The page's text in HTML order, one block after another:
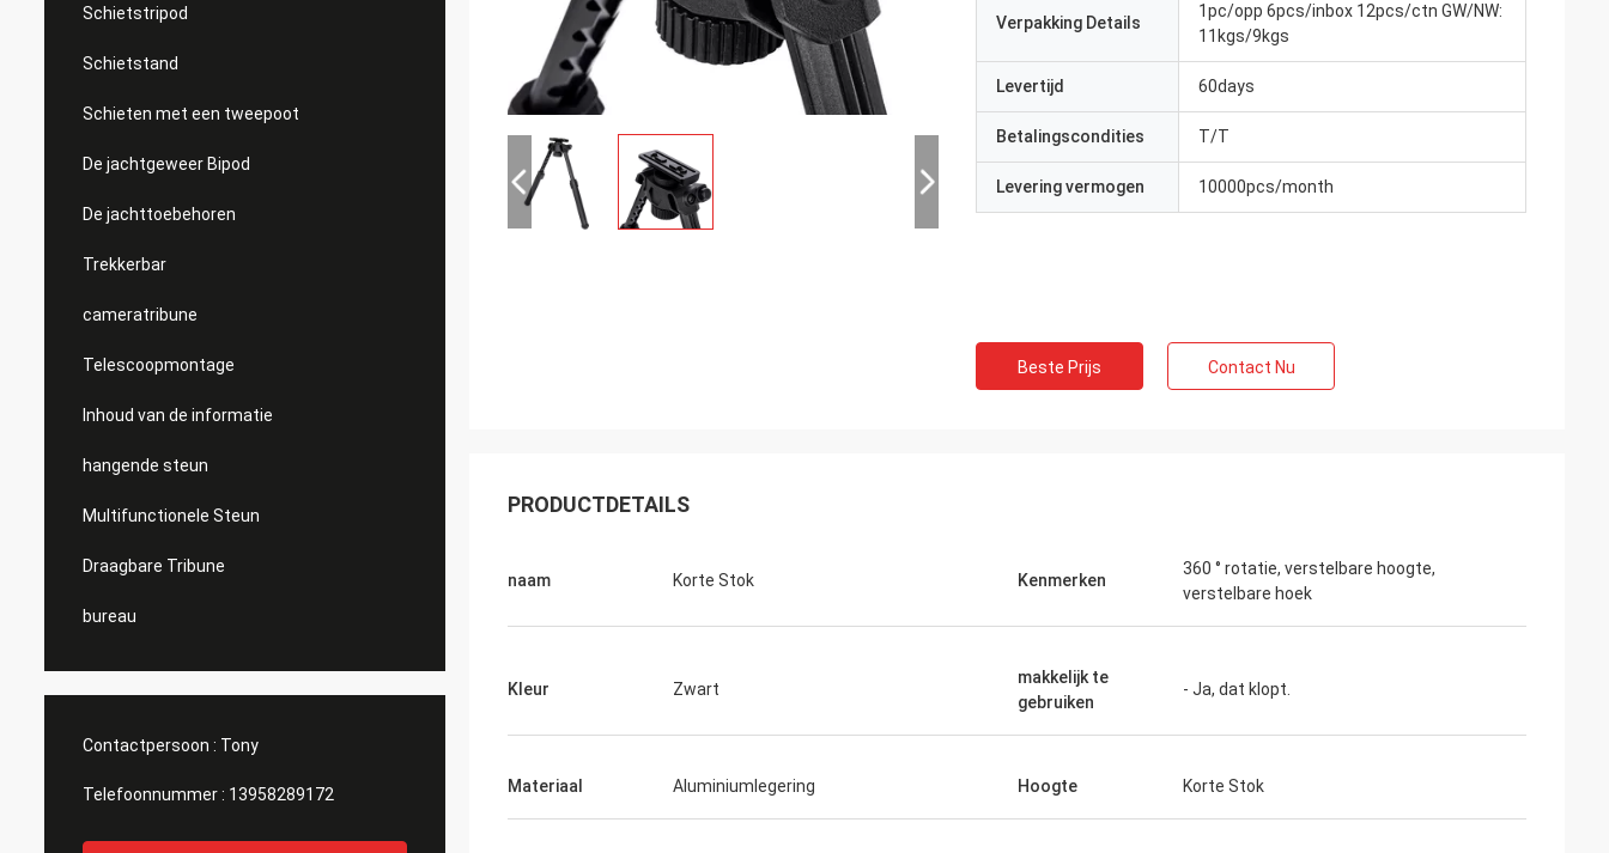
Schietstripod
Schietstand
Schieten met een tweepoot
De jachtgeweer Bipod
De jachttoebehoren
Trekkerbar
cameratribune
Telescoopmontage
Inhoud van de informatie
hangende steun
Multifunctionele Steun
Draagbare Tribune
bureau
Contactpersoon : Tony
Telefoonnummer : 13958289172
Verpakking Details
1pc/opp 6pcs/inbox 12pcs/ctn GW/NW:
11kgs/9kgs
Levertijd 60days
Betalingscondities T/T
Levering vermogen 10000pcs/month
Beste Prijs Contact Nu
PRODUCTDETAILS
naam Korte Stok Kenmerken
360 ° rotatie, verstelbare hoogte,
verstelbare hoek
Kleur Zwart
makkelijk te
gebruiken
- Ja, dat klopt.
Materiaal Aluminiumlegering Hoogte Korte Stok